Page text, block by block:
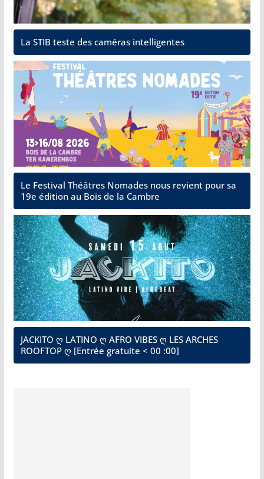
La STIB teste des caméras intelligentes
Le Festival Théâtres Nomades nous revient pour sa
19e édition au Bois de la Cambre
JACKITO ღ LATINO ღ AFRO VIBES ღ LES ARCHES
ROOFTOP ღ [Entrée gratuite < 00 :00]